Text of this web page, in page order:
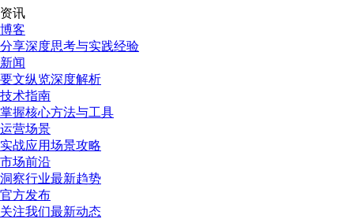
资讯
博客
分享深度思考与实践经验
新闻
要文纵览深度解析
技术指南
掌握核心方法与工具
运营场景
实战应用场景攻略
市场前沿
洞察行业最新趋势
官方发布
关注我们最新动态